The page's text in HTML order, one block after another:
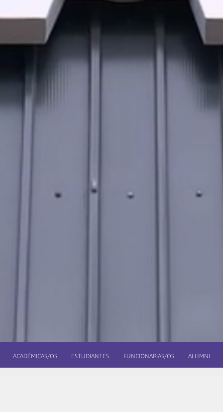
ACADÉMICAS/OS ESTUDIANTES FUNCIONARIAS/OS ALUMNI